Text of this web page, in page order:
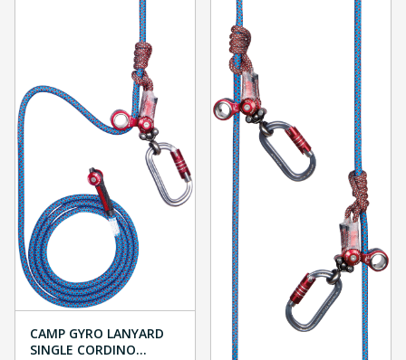
CAMP GYRO LANYARD
SINGLE CORDINO